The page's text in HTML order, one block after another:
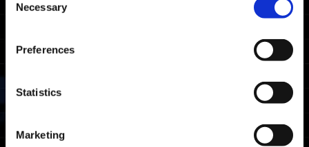
Selection
Necessary
Preferences
Statistics
Marketing
Xbox Series X|S
PlayStation®5
Steam®